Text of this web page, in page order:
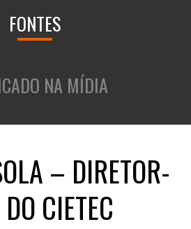
FONTES
NA MÍDIA
– DIRETOR-
CIETEC